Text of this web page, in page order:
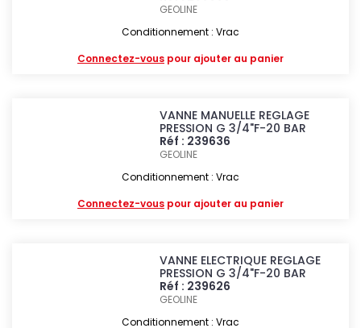
GEOLINE
Conditionnement : Vrac
Connectez-vous pour ajouter au panier
VANNE MANUELLE REGLAGE
PRESSION G 3/4"F-20 BAR
Réf : 239636
GEOLINE
Conditionnement : Vrac
Connectez-vous pour ajouter au panier
VANNE ELECTRIQUE REGLAGE
PRESSION G 3/4"F-20 BAR
Réf : 239626
GEOLINE
Conditionnement : Vrac